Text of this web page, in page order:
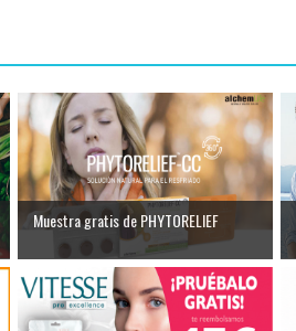
Muestra gratis de PHYTORELIEF